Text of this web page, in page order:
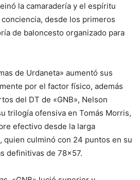
la camaradería y el espíritu
desde los primeros
de baloncesto organizado para
de Urdaneta» aumentó sus
por el factor físico, además
del DT de «GNB», Nelson
trilogía ofensiva en Tomás Morris,
efectivo desde la larga
quien culminó con 24 puntos en su
definitivas de 78×57.